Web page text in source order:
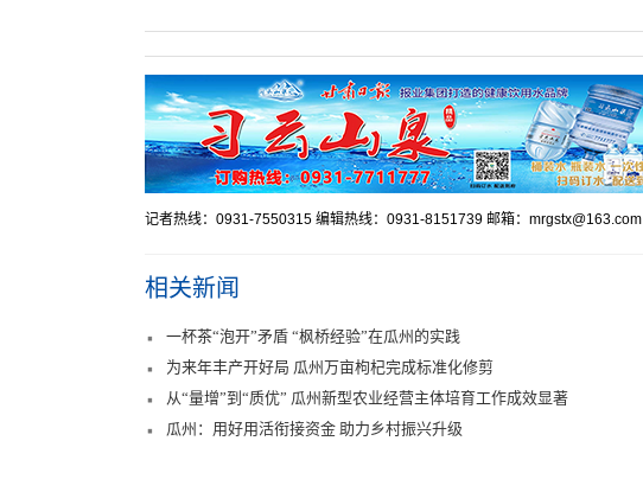
记者热线：0931-7550315 编辑热线：0931-8151739 邮箱：mrgstx@163.com
相关新闻
一杯茶“泡开”矛盾 “枫桥经验”在瓜州的实践
为来年丰产开好局 瓜州万亩枸杞完成标准化修剪
从“量增”到“质优” 瓜州新型农业经营主体培育工作成效显著
瓜州：用好用活衔接资金 助力乡村振兴升级